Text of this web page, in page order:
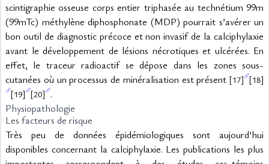
scintigraphie osseuse corps entier triphasée au technétium 99m
(99mTc) méthylène diphosphonate (MDP) pourrait s’avérer un
bon outil de diagnostic précoce et non invasif de la calciphylaxie
avant le développement de lésions nécrotiques et ulcérées. En
effet, le traceur radioactif se dépose dans les zones sous-
cutanées où un processus de minéralisation est présent [17] [18]
[19] [20] .
Physiopathologie
Les facteurs de risque
Très peu de données épidémiologiques sont aujourd’hui
disponibles concernant la calciphylaxie. Les publications les plus